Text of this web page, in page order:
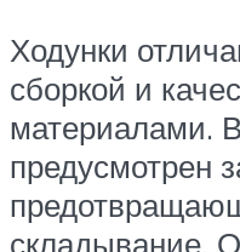
Ходунки
сборкой и
материалами.
предусмотрен
складывание.